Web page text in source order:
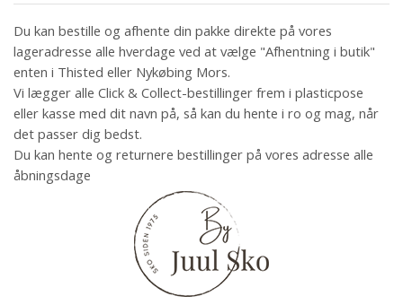
Du kan bestille og afhente din pakke direkte på vores
lageradresse alle hverdage ved at vælge "Afhentning i butik"
enten i Thisted eller Nykøbing Mors.
Vi lægger alle Click & Collect-bestillinger frem i plasticpose
eller kasse med dit navn på, så kan du hente i ro og mag, når
det passer dig bedst.
Du kan hente og returnere bestillinger på vores adresse alle
åbningsdage